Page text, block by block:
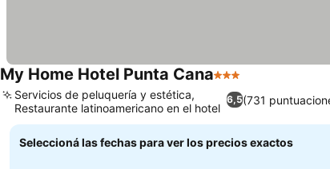
My Home Hotel Punta Cana3 Estrellas
6,5(731
Servicios de peluquería y estética,
Restaurante latinoamericano en el hotel
Seleccioná las fechas para ver los precios exactos